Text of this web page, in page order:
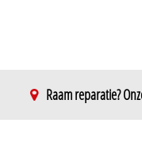
Raam reparatie?